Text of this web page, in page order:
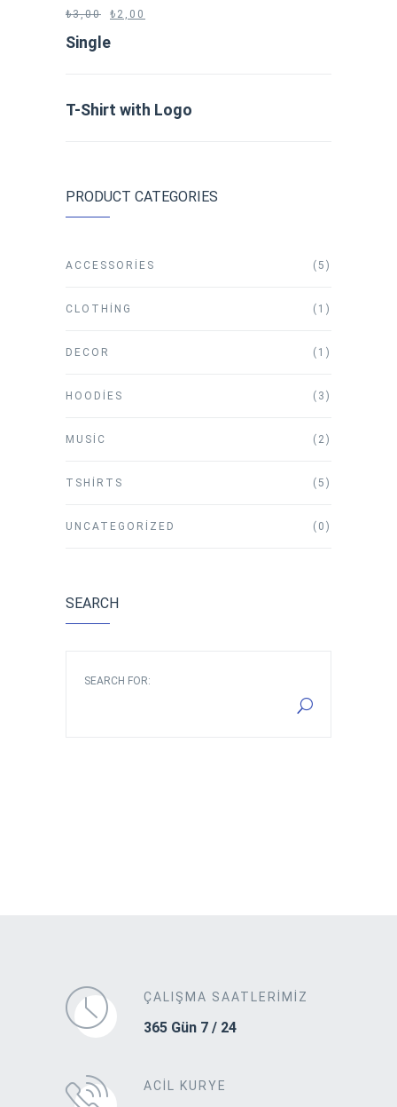
₺3,00 ₺ 2,00
Single
T-Shirt with Logo
PRODUCT CATEGORIES
ACCESSORIES (5)
CLOTHING (1)
DECOR (1)
HOODIES (3)
MUSIC (2)
TSHIRTS (5)
UNCATEGORIZED (0)
SEARCH
SEARCH FOR:
ÇALIŞMA SAATLERIMIZ
365 Gün 7 / 24
ACIL KURYE